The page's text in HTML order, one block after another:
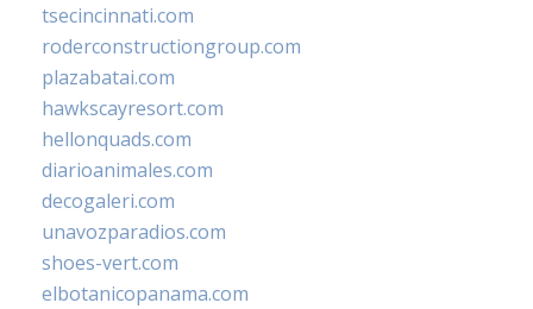
tsecincinnati.com
roderconstructiongroup.com
plazabatai.com
hawkscayresort.com
hellonquads.com
diarioanimales.com
decogaleri.com
unavozparadios.com
shoes-vert.com
elbotanicopanama.com